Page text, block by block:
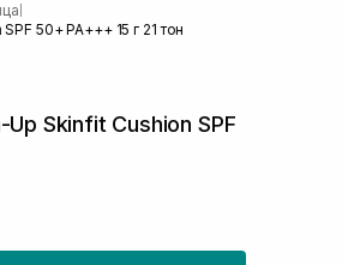
50+ PA+++ 15 г 21 тон
Skinfit Cushion SPF